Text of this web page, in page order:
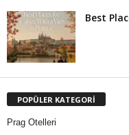
Best
POPÜLER KATEGORİ
Prag Otelleri